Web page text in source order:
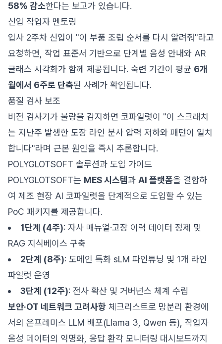
58% 감소한다는 보고가 있습니다.
신입 작업자 멘토링
입사 2주차 신입이 "이 부품 조립 순서를 다시 알려줘"라고
요청하면, 작업 표준서 기반으로 단계별 음성 안내와 AR
글래스 시각화가 함께 제공됩니다. 숙련 기간이 평균 6개
월에서 6주로 단축된 사례가 확인됩니다.
품질 검사 보조
비전 검사기가 불량을 감지하면 코파일럿이 "이 스크래치
는 지난주 발생한 도장 라인 분사 압력 저하와 패턴이 일치
합니다"라며 근본 원인을 즉시 추론합니다.
POLYGLOTSOFT 솔루션과 도입 가이드
POLYGLOTSOFT는 MES 시스템과 AI 플랫폼을 결합하
여 제조 현장 AI 코파일럿을 단계적으로 도입할 수 있는
PoC 패키지를 제공합니다.
1단계 (4주): 자사 매뉴얼·고장 이력 데이터 정제 및
RAG 지식베이스 구축
2단계 (8주): 도메인 특화 sLM 파인튜닝 및 1개 라인
파일럿 운영
3단계 (12주): 전사 확산 및 거버넌스 체계 수립
보안·OT 네트워크 고려사항 체크리스트로 망분리 환경에
서의 온프레미스 LLM 배포(Llama 3, Qwen 등), 작업자
음성 데이터의 익명화, 응답 환각 모니터링 대시보드까지